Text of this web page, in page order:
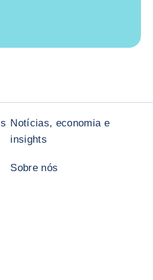
Notícias, economia e
insights
Sobre nós